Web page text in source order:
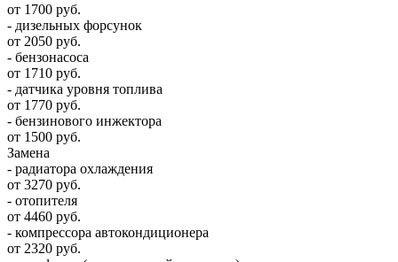
от 1700 руб.
- дизельных форсунок
от 2050 руб.
- бензонасоса
от 1710 руб.
- датчика уровня топлива
от 1770 руб.
- бензинового инжектора
от 1500 руб.
Замена
- радиатора охлаждения
от 3270 руб.
- отопителя
от 4460 руб.
- компрессора автокондиционера
от 2320 руб.